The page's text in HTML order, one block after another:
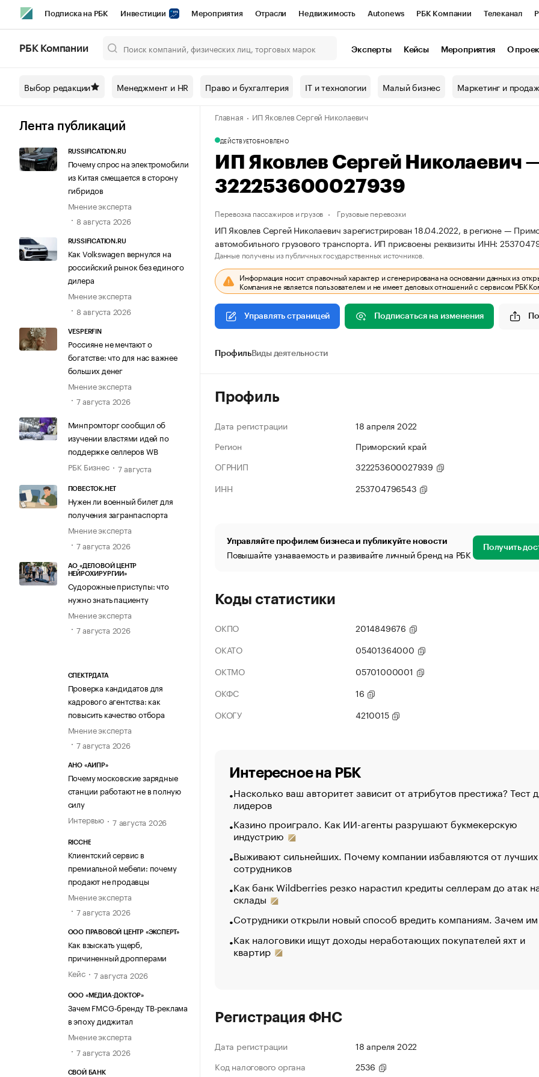
Подписка на РБК Инвестиции Мероприятия Отрасли Недвижимость Autonews РБК Компании Телеканал
Спецпроекты СПб Конференции СПб Спецпроекты Проверка контрагентов
Технологии и медиа Рынок наличной валюты
РБК Компании Эксперты Кейсы Мероприятия О
Выбор редакции Менеджмент и HR Право и бухгалтерия IT и технологии Малый бизнес Маркетинг и
Лента публикаций
RUSSIFICATION.RU
Почему спрос на электромобили
из Китая смещается в сторону
гибридов
Мнение эксперта
8 августа 2026
RUSSIFICATION.RU
Как Volkswagen вернулся на
российский рынок без единого
дилера
Мнение эксперта
8 августа 2026
VESPERFIN
Россияне не мечтают о
богатстве: что для нас важнее
больших денег
Мнение эксперта
7 августа 2026
Минпромторг сообщил об
изучении властями идей по
поддержке селлеров WB
РБК Бизнес
7 августа
ПОВЕСТОК.НЕТ
Нужен ли военный билет для
получения загранпаспорта
Мнение эксперта
7 августа 2026
АО «ДЕЛОВОЙ ЦЕНТР
НЕЙРОХИРУРГИИ»
Судорожные приступы: что
нужно знать пациенту
Мнение эксперта
7 августа 2026
СПЕКТРДАТА
Проверка кандидатов для
кадрового агентства: как
повысить качество отбора
Мнение эксперта
7 августа 2026
АНО «АИПР»
Почему московские зарядные
станции работают не в полную
силу
Интервью
7 августа 2026
RICCHE
Клиентский сервис в
премиальной мебели: почему
продают не продавцы
Мнение эксперта
7 августа 2026
ООО ПРАВОВОЙ ЦЕНТР «ЭКСПЕРТ»
Как взыскать ущерб,
причиненный дропперами
Кейс
7 августа 2026
ООО «МЕДИА-ДОКТОР»
Зачем FMCG-бренду ТВ-реклама
в эпоху диджитал
Мнение эксперта
7 августа 2026
СВОЙ БАНК
Главная ИП Яковлев Сергей Николаевич
ДЕЙСТВУЕТОБНОВЛЕНО
ИП Яковлев Сергей
322253600027939
Перевозка пассажиров и грузов Грузовые перевозки
ИП Яковлев Сергей Николаевич зарегистрирован 18.04.2022, в регионе —
автомобильного грузового транспорта. ИП присвоены реквизиты ИНН:
Данные получены из публичных государственных источников.
Информация носит справочный характер и сгенерирована на основании данных из
Компания не является пользователем и не имеет деловых отношений с сервисом РБК
Управлять страницей Подписаться на изменения
ПрофильВиды деятельности
Профиль
Дата регистрации
18 апреля 2022
Регион
Приморский край
ОГРНИП
322253600027939
ИНН
253704796543
Управляйте профилем бизнеса и публикуйте новости
Повышайте узнаваемость и развивайте личный бренд на РБК Получить
Коды статистики
ОКПО
2014849676
ОКАТО
05401364000
ОКТМО
05701000001
ОКФС
16
ОКОГУ
4210015
Интересное на РБК
Насколько ваш авторитет зависит от атрибутов престижа? Тест
лидеров
Казино проиграло. Как ИИ-агенты разрушают букмекерскую
индустрию
Выживают сильнейших. Почему компании избавляются от лучших
сотрудников
Как банк Wildberries резко нарастил кредиты селлерам до атак
склады
Сотрудники открыли новый способ вредить компаниям. Зачем
Как налоговики ищут доходы неработающих покупателей яхт и
квартир
Регистрация ФНС
Дата регистрации
18 апреля 2022
Код налогового органа
2536